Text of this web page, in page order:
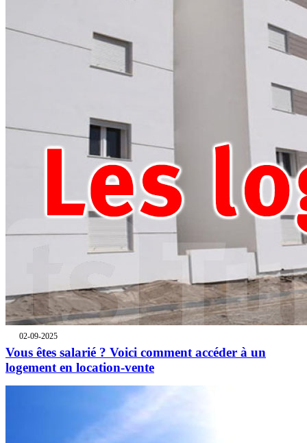
02-09-2025
Vous êtes salarié ? Voici comment accéder à un
logement en location-vente